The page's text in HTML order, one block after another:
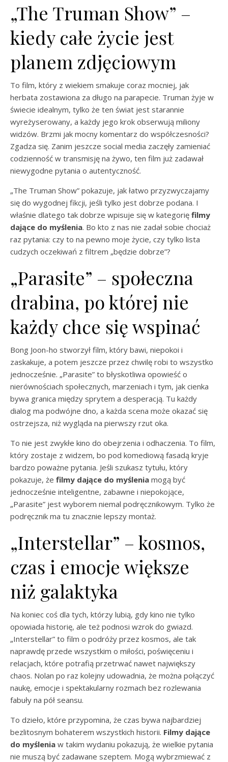
„The Truman Show” –
kiedy całe życie jest
planem zdjęciowym
To film, który z wiekiem smakuje coraz mocniej, jak
herbata zostawiona za długo na parapecie. Truman żyje w
świecie idealnym, tylko że ten świat jest starannie
wyreżyserowany, a każdy jego krok obserwują miliony
widzów. Brzmi jak mocny komentarz do współczesności?
Zgadza się. Zanim jeszcze social media zaczęły zamieniać
codzienność w transmisję na żywo, ten film już zadawał
niewygodne pytania o autentyczność.
„The Truman Show” pokazuje, jak łatwo przyzwyczajamy
się do wygodnej fikcji, jeśli tylko jest dobrze podana. I
właśnie dlatego tak dobrze wpisuje się w kategorię filmy
dające do myślenia. Bo kto z nas nie zadał sobie chociaż
raz pytania: czy to na pewno moje życie, czy tylko lista
cudzych oczekiwań z filtrem „będzie dobrze”?
„Parasite” – społeczna
drabina, po której nie
każdy chce się wspinać
Bong Joon-ho stworzył film, który bawi, niepokoi i
zaskakuje, a potem jeszcze przez chwilę robi to wszystko
jednocześnie. „Parasite” to błyskotliwa opowieść o
nierównościach społecznych, marzeniach i tym, jak cienka
bywa granica między sprytem a desperacją. Tu każdy
dialog ma podwójne dno, a każda scena może okazać się
ostrzejsza, niż wygląda na pierwszy rzut oka.
To nie jest zwykłe kino do obejrzenia i odhaczenia. To film,
który zostaje z widzem, bo pod komediową fasadą kryje
bardzo poważne pytania. Jeśli szukasz tytułu, który
pokazuje, że filmy dające do myślenia mogą być
jednocześnie inteligentne, zabawne i niepokojące,
„Parasite” jest wyborem niemal podręcznikowym. Tylko że
podręcznik ma tu znacznie lepszy montaż.
„Interstellar” – kosmos,
czas i emocje większe
niż galaktyka
Na koniec coś dla tych, którzy lubią, gdy kino nie tylko
opowiada historię, ale też podnosi wzrok do gwiazd.
„Interstellar” to film o podróży przez kosmos, ale tak
naprawdę przede wszystkim o miłości, poświęceniu i
relacjach, które potrafią przetrwać nawet największy
chaos. Nolan po raz kolejny udowadnia, że można połączyć
naukę, emocje i spektakularny rozmach bez rozlewania
fabuły na pół seansu.
To dzieło, które przypomina, że czas bywa najbardziej
bezlitosnym bohaterem wszystkich historii. Filmy dające
do myślenia w takim wydaniu pokazują, że wielkie pytania
nie muszą być zadawane szeptem. Mogą wybrzmiewać z